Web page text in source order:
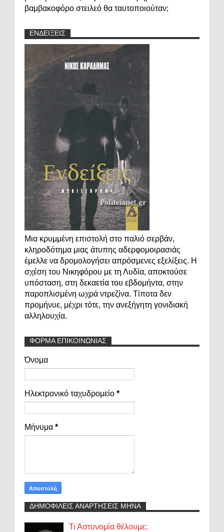
βαμβακοφόρο στειλεό θα ταυτοποιούταν;
ΕΝΔΕΙΞΕΙΣ
Μια κρυμμένη επιστολή στο παλιό σερβάν,
κληροδότημα μιας άτυπης αδερφομοιρασιάς
έμελλε να δρομολογήσει απρόσμενες εξελίξεις. Η
σχέση του Νικηφόρου με τη Λυδία, αποκτούσε
υπόσταση, στη δεκαετία του εβδομήντα, στην
παροπλισμένη ωχρά ντρεζίνα. Τίποτα δεν
προμήνυε, μέχρι τότε, την ανεξήγητη γονιδιακή
αλληλουχία.
ΦΟΡΜΑ ΕΠΙΚΟΙΝΩΝΙΑΣ
Όνομα
Ηλεκτρονικό ταχυδρομείο *
Μήνυμα *
ΔΗΜΟΦΙΛΕΙΣ ΑΝΑΡΤΗΣΕΙΣ ΜΗΝΑ
Τι Αστυνομία θέλουμε;